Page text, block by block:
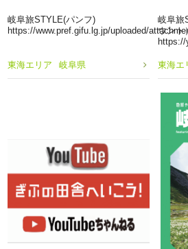
岐阜旅STYLE(パンフ)
https://www.pref.gifu.lg.jp/uploaded/
東海エリア 岐阜県
岐阜旅
ウント
東海エ